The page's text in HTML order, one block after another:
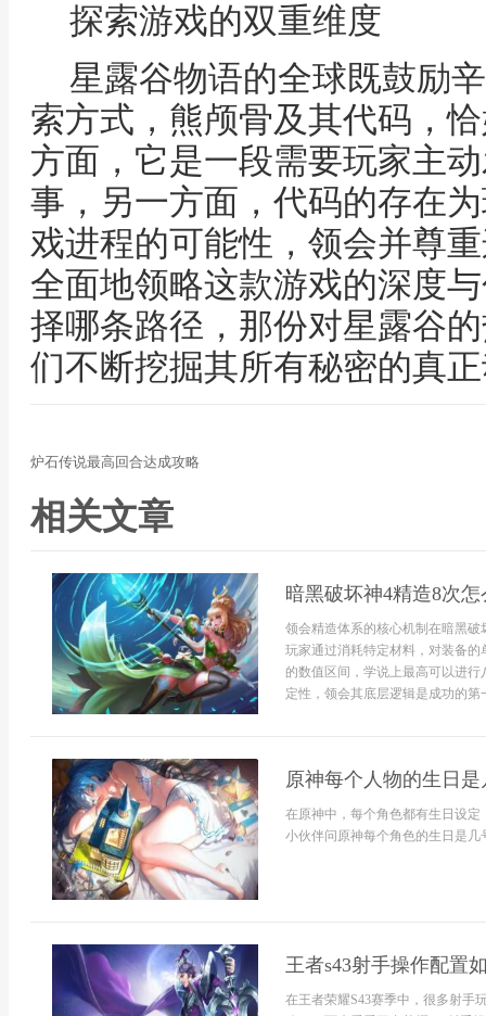
探索游戏的双重维度
星露谷物语的全球既鼓励
索方式，熊颅骨及其代码，
方面，它是一段需要玩家主
事，另一方面，代码的存在
戏进程的可能性，领会并尊
全面地领略这款游戏的深度
择哪条路径，那份对星露谷
们不断挖掘其所有秘密的真
炉石传说最高回合达成攻略
相关文章
暗黑破坏神4精造8次
领会精造体系的核心机制在暗黑
玩家通过消耗特定材料，对装备
的数值区间，学说上最高可以进
定性，领会其底层逻辑是成功的
原神每个人物的生日
在原神中，每个角色都有生日设
小伙伴问原神每个角色的生日是几
王者s43射手操作配置
在王者荣耀S43赛季中，很多射手